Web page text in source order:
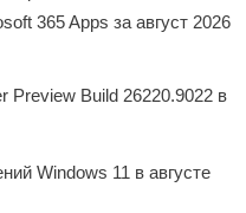
365 Apps за август 2026
Preview Build 26220.9022 в
Windows 11 в августе